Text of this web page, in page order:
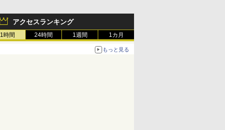
アクセスランキング
1時間 24時間 1週間 1カ月
もっと見る